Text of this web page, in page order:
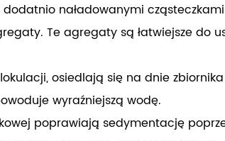
naładowanymi
Te agregaty są łatwiejsze do
osiedlają się na dnie
wyraźniejszą wodę.
poprawiają sedymentację